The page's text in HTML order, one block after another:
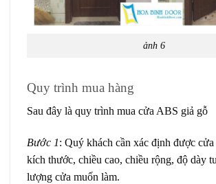
ảnh 6
Quy trình mua hàng
Sau đây là quy trình mua cửa ABS giả gỗ
Bước 1: Quý khách cần xác định được
kích thước, chiều cao, chiều rộng, độ dày
lượng cửa muốn làm.